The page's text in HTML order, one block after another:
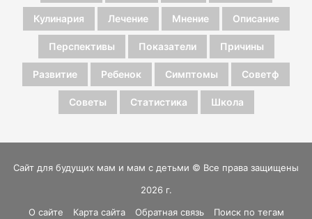
Кулинария Лечение Мнение Описание
Перспективы Показатели Причины
Развитие Ребенок Симптомы Советф
Советы Статистика Школа
Сайт для будущих мам и мам с детьми © Все права защищены
2026 г.
О сайте
Карта сайта Обратная связь Поиск по тегам